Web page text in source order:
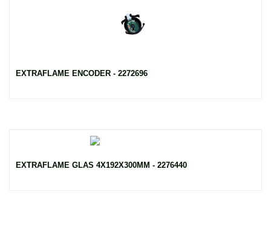
EXTRAFLAME ENCODER - 2272696
EXTRAFLAME GLAS 4X192X300MM - 2276440